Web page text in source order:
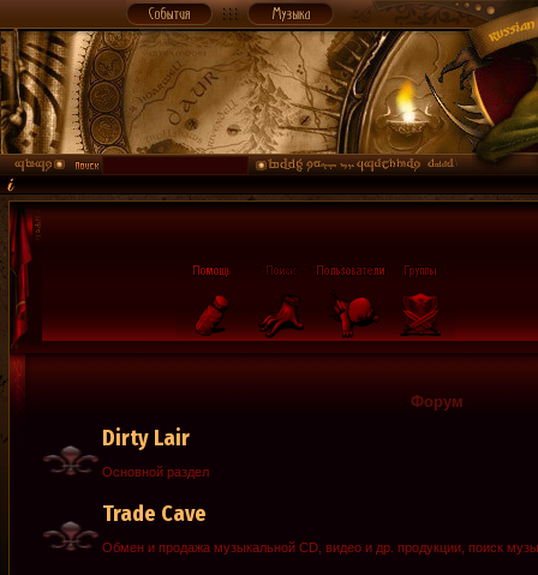
Форум
Dirty Lair
Основной раздел
Trade Cave
Обмен и продажа музыкальной CD, видео и др. продукции, поиск